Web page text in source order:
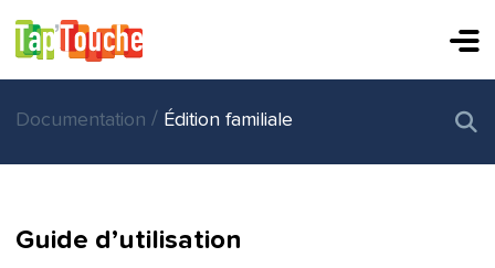
Documentation / Édition familiale
Guide d’utilisation